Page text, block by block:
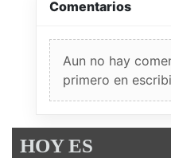
Comentarios
Aun no hay
primero en
HOY ES